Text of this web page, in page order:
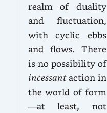
realm of duality
and fluctuation,
with cyclic ebbs
and flows. There
is no possibility of
incessantaction in
the world of form
—at least, not